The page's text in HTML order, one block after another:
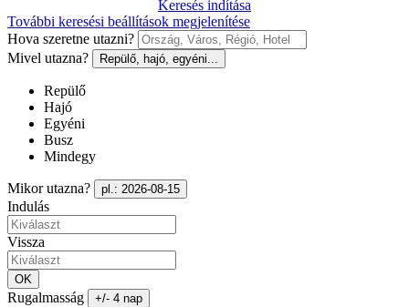
Keresés indítása
További keresési beállítások megjelenítése
Hova szeretne utazni?
Mivel utazna?
Repülő, hajó, egyéni...
Repülő
Hajó
Egyéni
Busz
Mindegy
Mikor utazna? pl.: 2026-08-15
Indulás
Vissza
OK
Rugalmasság +/- 4 nap